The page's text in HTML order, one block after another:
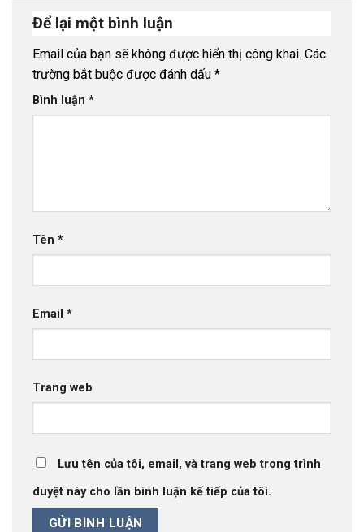
Để lại một bình luận
Email của bạn sẽ không được hiển thị công khai. Các
trường bắt buộc được đánh dấu *
Bình luận *
Tên *
Email *
Trang web
Lưu tên của tôi, email, và trang web trong trình
duyệt này cho lần bình luận kế tiếp của tôi.